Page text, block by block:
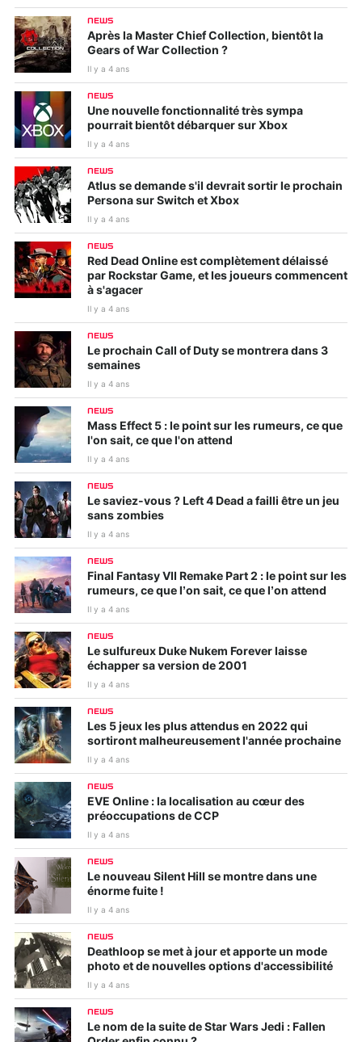
NEWS
Après la Master Chief Collection, bientôt la
Gears of War Collection ?
Il y a 4 ans
NEWS
Une nouvelle fonctionnalité très sympa
pourrait bientôt débarquer sur Xbox
Il y a 4 ans
NEWS
Atlus se demande s'il devrait sortir le prochain
Persona sur Switch et Xbox
Il y a 4 ans
NEWS
Red Dead Online est complètement délaissé
par Rockstar Game, et les joueurs commencent
à s'agacer
Il y a 4 ans
NEWS
Le prochain Call of Duty se montrera dans 3
semaines
Il y a 4 ans
NEWS
Mass Effect 5 : le point sur les rumeurs, ce que
l'on sait, ce que l'on attend
Il y a 4 ans
NEWS
Le saviez-vous ? Left 4 Dead a failli être un jeu
sans zombies
Il y a 4 ans
NEWS
Final Fantasy VII Remake Part 2 : le point sur les
rumeurs, ce que l’on sait, ce que l’on attend
Il y a 4 ans
NEWS
Le sulfureux Duke Nukem Forever laisse
échapper sa version de 2001
Il y a 4 ans
NEWS
Les 5 jeux les plus attendus en 2022 qui
sortiront malheureusement l'année prochaine
Il y a 4 ans
NEWS
EVE Online : la localisation au cœur des
préoccupations de CCP
Il y a 4 ans
NEWS
Le nouveau Silent Hill se montre dans une
énorme fuite !
Il y a 4 ans
NEWS
Deathloop se met à jour et apporte un mode
photo et de nouvelles options d'accessibilité
Il y a 4 ans
NEWS
Le nom de la suite de Star Wars Jedi : Fallen